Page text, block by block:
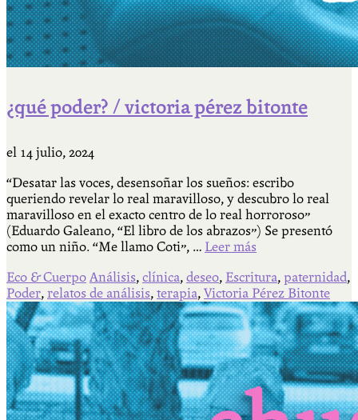
¿qué poder? / victoria pérez bitonte
el 14 julio, 2024
“Desatar las voces, desensoñar los sueños: escribo
queriendo revelar lo real maravilloso, y descubro lo real
maravilloso en el exacto centro de lo real horroroso”
(Eduardo Galeano, “El libro de los abrazos”) Se presentó
como un niño. “Me llamo Coti”, … Leer más
Eco & Cuerpo Análisis, clínica, deseo, Escritura, paternidad,
Poder, relatos de análisis, terapia, Victoria Pérez Bitonte